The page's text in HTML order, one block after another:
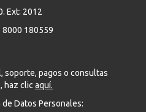
. Ext: 2012
8000 180559
soporte, pagos o consultas
haz clicaquí.
Datos Personales: